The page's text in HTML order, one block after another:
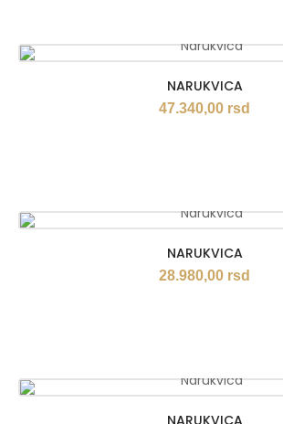
NARUKVICA
47.340,00 rsd
NARUKVICA
28.980,00 rsd
NARUKVICA